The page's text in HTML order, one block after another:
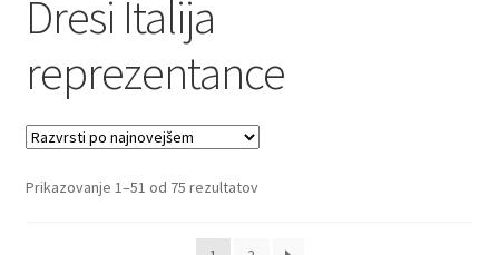
Kontaktiraj nas
Košarica
Moj račun
Trgovina
Dresi Italija
reprezentance
Prikazovanje 1–51 od 75 rezultatovSorted